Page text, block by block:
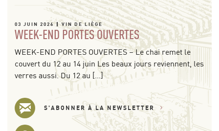
03 JUIN 2026 VIN DE LIÈGE
WEEK-END PORTES OUVERTES
WEEK-END PORTES OUVERTES – Le chai remet le
couvert du 12 au 14 juin Les beaux jours reviennent, les
verres aussi. Du 12 au […]
S'ABONNER À LA NEWSLETTER